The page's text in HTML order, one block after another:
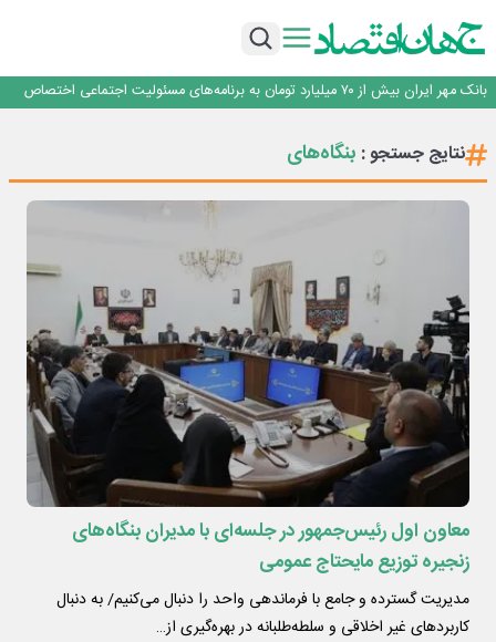
سرپرست اداره کل روابط عمومی بیمه مرکزی منصوب شد
مشتریان
بانک مهر ایران بیش از ۷۰ میلیارد تومان به برنامه‌های مسئولیت اجتماعی اختصاص
داد
پیام مدیرعامل بانک توسعه تعاون به مناسبت ۱۵ مرداد، سالروز تأسیس بانک
سرپرست اداره کل روابط عمومی بیمه مرکزی منصوب شد
بانک مهر ایران بیش از ۷۰ میلیارد تومان به برنامه‌های مسئولیت اجتماعی اختصاص
نتایج جستجو : بنگاه‌های
معاون اول رئیس‌جمهور در جلسه‌ای با مدیران بنگاه‌های
زنجیره توزیع مایحتاج عمومی
مدیریت گسترده و جامع با فرماندهی واحد را دنبال می‌کنیم/ به دنبال
کاربردهای غیر اخلاقی و سلطه‌طلبانه در بهره‌گیری از…